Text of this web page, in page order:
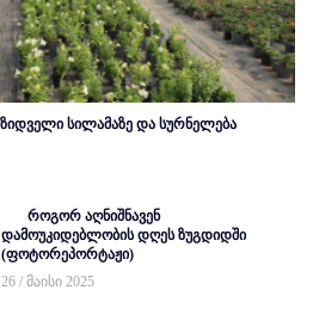
სილამაზე და სურნელება
როგორ აღნიშნავენ
დამოუკიდებლობის დღეს ზუგდიდში
(ფოტორეპორტაჟი)
26 / მაისი 2025